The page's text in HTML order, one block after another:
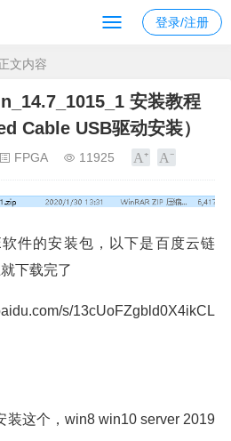
登录/注册
文内容
安装教程
Cable USB驱动安装）
FPGA 11925
件的安装包，以下是百度云链
下载完了
s/13cUoFZgbld0X4ikCL
装这个，win8 win10 server 2019